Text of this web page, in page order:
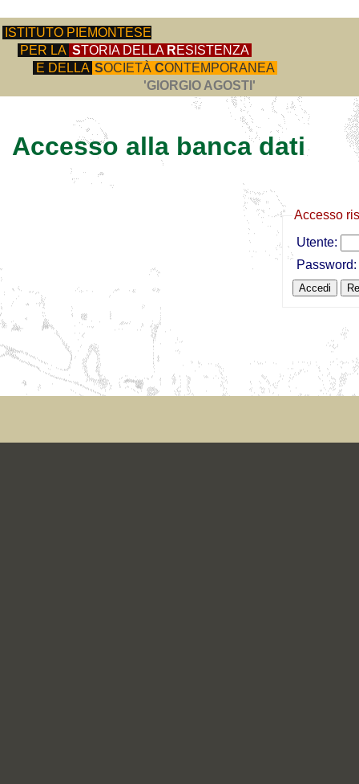
ISTITUTO PIEMONTESE
PER LA STORIA DELLA RESISTENZA
E DELLA SOCIETÀ CONTEMPORANEA
'GIORGIO AGOSTI'
Accesso alla banca dati
Accesso
Utente:
Password: